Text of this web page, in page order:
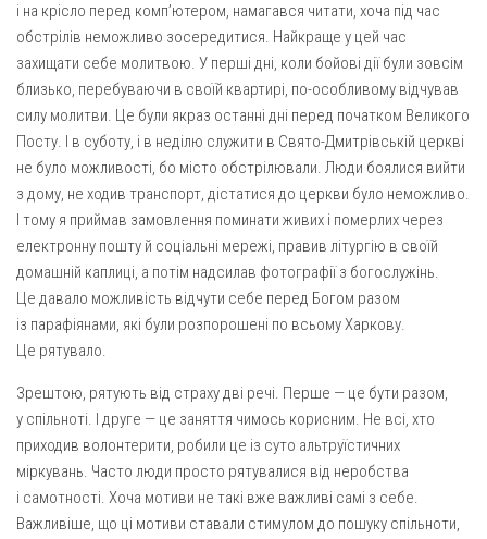
і на крісло перед комп’ютером, намагався читати, хоча під час
обстрілів неможливо зосередитися. Найкраще у цей час
захищати себе молитвою. У перші дні, коли бойові дії були зовсім
близько, перебуваючи в своїй квартирі, по-особливому відчував
силу молитви. Це були якраз останні дні перед початком Великого
Посту. І в суботу, і в неділю служити в Свято-Дмитрівській церкві
не було можливості, бо місто обстрілювали. Люди боялися вийти
з дому, не ходив транспорт, дістатися до церкви було неможливо.
І тому я приймав замовлення поминати живих і померлих через
електронну пошту й соціальні мережі, правив літургію в своїй
домашній каплиці, а потім надсилав фотографії з богослужінь.
Це давало можливість відчути себе перед Богом разом
із парафіянами, які були розпорошені по всьому Харкову.
Це рятувало.
Зрештою, рятують від страху дві речі. Перше — це бути разом,
у спільноті. І друге — це заняття чимось корисним. Не всі, хто
приходив волонтерити, робили це із суто альтруїстичних
міркувань. Часто люди просто рятувалися від неробства
і самотності. Хоча мотиви не такі вже важливі самі з себе.
Важливіше, що ці мотиви ставали стимулом до пошуку спільноти,